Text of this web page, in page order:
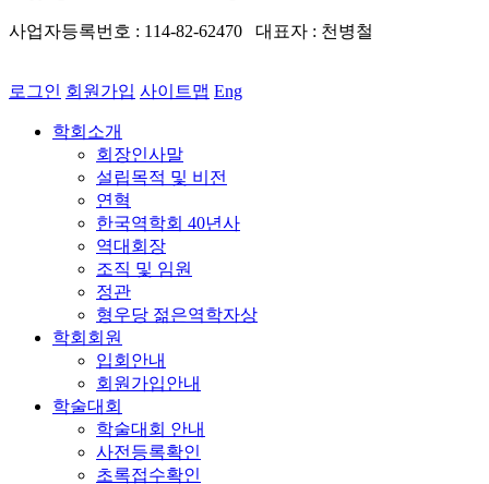
사업자등록번호 : 114-82-62470 대표자 : 천병철
로그인 회원가입 사이트맵 Eng
학회소개
회장인사말
설립목적 및 비전
연혁
한국역학회 40년사
역대회장
조직 및 임원
정관
형우당 젊은역학자상
학회회원
입회안내
회원가입안내
학술대회
학술대회 안내
사전등록확인
초록접수확인